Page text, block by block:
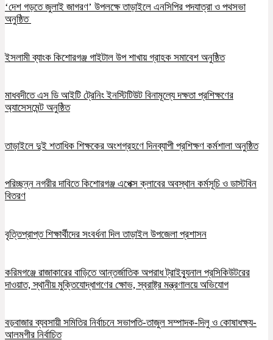
‘দেশ গড়তে জুলাই জাগরণ’ উপলক্ষে তাড়াইলে এনসিপির পদযাত্রা ও পথসভা
অনুষ্ঠিত
ইসলামী ব্যাংক কিশোরগঞ্জ গাইটাল উপ শাখায় গ্রাহক সমাবেশ অনুষ্ঠিত
মাধবদীতে এস ডি আইটি ট্রেনিং ইনস্টিটিউট বিনামূল্যে দক্ষতা প্রশিক্ষণের
অ্যাসেসমেন্ট অনুষ্ঠিত
তাড়াইলে দুই শতাধিক শিক্ষকের অংশগ্রহণে দিনব্যাপী প্রশিক্ষণ কর্মশালা অনুষ্ঠিত
পরিচ্ছন্ন নগরীর দাবিতে কিশোরগঞ্জ এপেক্স ক্লাবের অবস্থান কর্মসূচি ও ডাস্টবিন
বিতরণ
বৃত্তিপ্রাপ্ত শিক্ষার্থীদের সংবর্ধনা দিল তাড়াইল উপজেলা প্রশাসন
করিমগঞ্জে রাজাকারের বাড়িতে আন্তর্জাতিক অপরাধ ট্রাইব্যুনাল প্রসিকিউটরের
দাওয়াত, স্থানীয় মুক্তিযোদ্ধাগণের ক্ষোভ, স্বরাষ্ট্র মন্ত্রণালয়ে অভিযোগ
বড়বাজার ব্যবসায়ী সমিতির নির্বাচনে সভাপতি-তাজুল সম্পাদক-দিলু ও কোষাধক্ষ্য-
আলমগীর নির্বাচিত